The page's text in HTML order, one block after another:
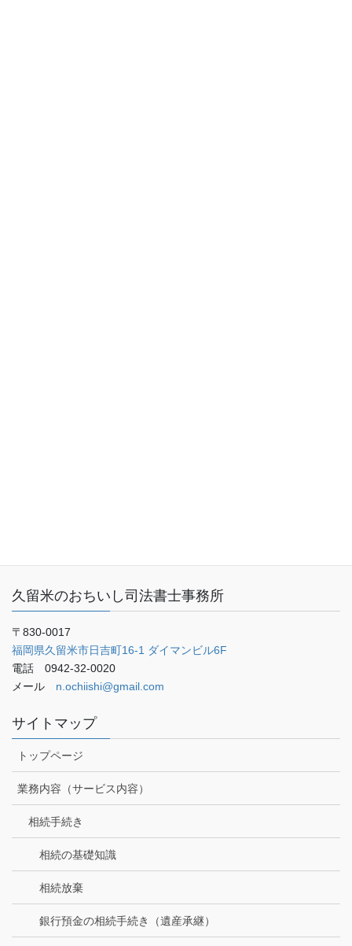
久留米のおちいし司法書士事務所
〒830-0017
福岡県久留米市日吉町16-1 ダイマンビル6F
電話 0942-32-0020
メール n.ochiishi@gmail.com
サイトマップ
トップページ
業務内容（サービス内容）
相続手続き
相続の基礎知識
相続放棄
銀行預金の相続手続き（遺産承継）